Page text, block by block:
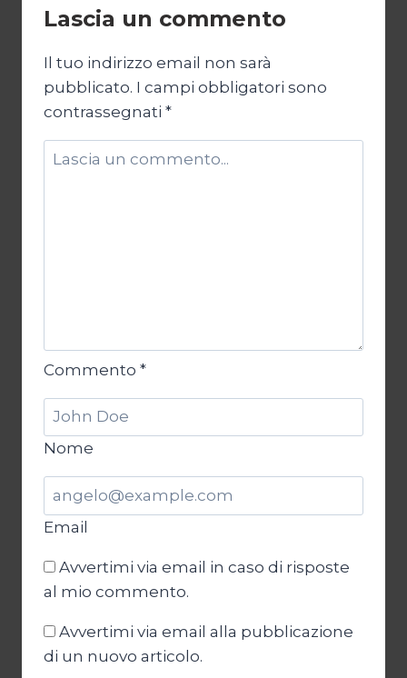
emergenza/2
Lascia un commento
Il tuo indirizzo email non sarà
pubblicato. I campi obbligatori sono
contrassegnati *
Commento *
Nome
Email
Avvertimi via email in caso di risposte
al mio commento.
Avvertimi via email alla pubblicazione
di un nuovo articolo.